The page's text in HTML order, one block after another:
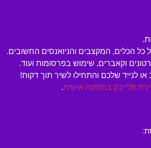
כל הכלים, המקצבים והניואנסים החשובים.
וקאברים, שימוש בפרסומות ועוד.
פלייבק בהזמנה אישית.